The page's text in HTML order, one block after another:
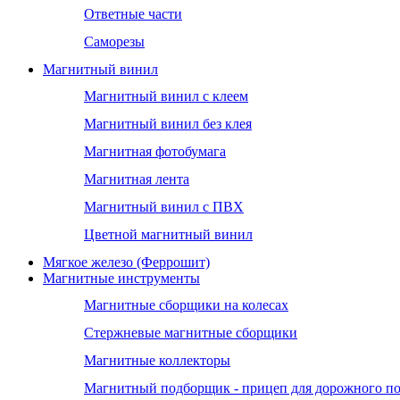
Ответные части
Саморезы
Магнитный винил
Магнитный винил с клеем
Магнитный винил без клея
Магнитная фотобумага
Магнитная лента
Магнитный винил с ПВХ
Цветной магнитный винил
Мягкое железо (Феррошит)
Магнитные инструменты
Магнитные сборщики на колесах
Стержневые магнитные сборщики
Магнитные коллекторы
Магнитный подборщик - прицеп для дорожного